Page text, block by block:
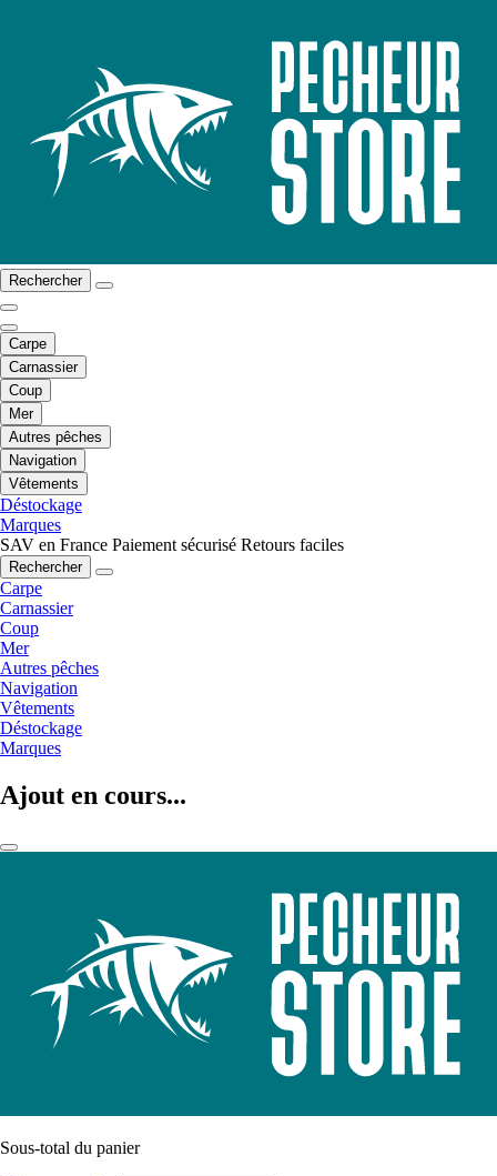
Rechercher
Carpe
Carnassier
Coup
Mer
Autres pêches
Navigation
Vêtements
Déstockage
Marques
SAV en France Paiement sécurisé Retours faciles
Rechercher
Carpe
Carnassier
Coup
Mer
Autres pêches
Navigation
Vêtements
Déstockage
Marques
Ajout en cours...
Sous-total du panier